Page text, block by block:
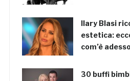
Ilary Blasi
estetica:
com’è
30 buffi